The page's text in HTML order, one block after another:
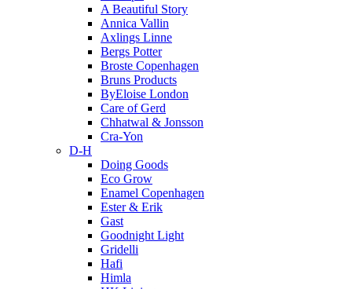
A Beautiful Story
Annica Vallin
Axlings Linne
Bergs Potter
Broste Copenhagen
Bruns Products
ByEloise London
Care of Gerd
Chhatwal & Jonsson
Cra-Yon
D-H
Doing Goods
Eco Grow
Enamel Copenhagen
Ester & Erik
Gast
Goodnight Light
Gridelli
Hafi
Himla